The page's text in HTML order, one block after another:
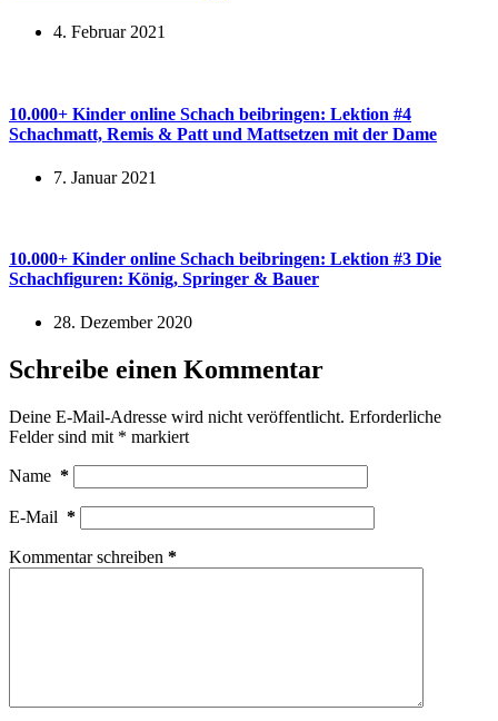
4. Februar 2021
10.000+ Kinder online Schach beibringen: Lektion #4
Schachmatt, Remis & Patt und Mattsetzen mit der Dame
7. Januar 2021
10.000+ Kinder online Schach beibringen: Lektion #3 Die
Schachfiguren: König, Springer & Bauer
28. Dezember 2020
Schreibe einen Kommentar
Deine E-Mail-Adresse wird nicht veröffentlicht. Erforderliche
Felder sind mit * markiert
Name *
E-Mail *
Kommentar schreiben *